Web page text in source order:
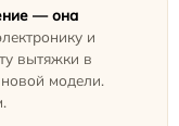
— она
и
вытяжки в
модели.